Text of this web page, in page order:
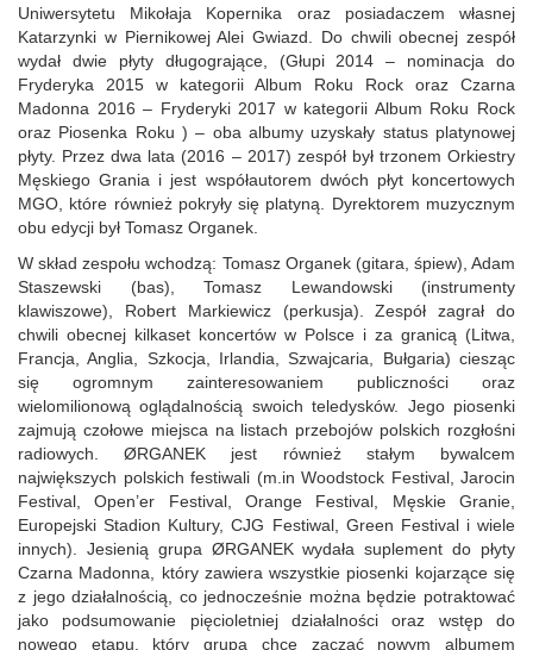
Uniwersytetu Mikołaja Kopernika oraz posiadaczem własnej
Katarzynki w Piernikowej Alei Gwiazd. Do chwili obecnej zespół
wydał dwie płyty długogrające, (Głupi 2014 – nominacja do
Fryderyka 2015 w kategorii Album Roku Rock oraz Czarna
Madonna 2016 – Fryderyki 2017 w kategorii Album Roku Rock
oraz Piosenka Roku ) – oba albumy uzyskały status platynowej
płyty. Przez dwa lata (2016 – 2017) zespół był trzonem Orkiestry
Męskiego Grania i jest współautorem dwóch płyt koncertowych
MGO, które również pokryły się platyną. Dyrektorem muzycznym
obu edycji był Tomasz Organek.
W skład zespołu wchodzą: Tomasz Organek (gitara, śpiew), Adam
Staszewski (bas), Tomasz Lewandowski (instrumenty
klawiszowe), Robert Markiewicz (perkusja). Zespół zagrał do
chwili obecnej kilkaset koncertów w Polsce i za granicą (Litwa,
Francja, Anglia, Szkocja, Irlandia, Szwajcaria, Bułgaria) ciesząc
się ogromnym zainteresowaniem publiczności oraz
wielomilionową oglądalnością swoich teledysków. Jego piosenki
zajmują czołowe miejsca na listach przebojów polskich rozgłośni
radiowych. ØRGANEK jest również stałym bywalcem
największych polskich festiwali (m.in Woodstock Festival, Jarocin
Festival, Open’er Festival, Orange Festival, Męskie Granie,
Europejski Stadion Kultury, CJG Festiwal, Green Festival i wiele
innych). Jesienią grupa ØRGANEK wydała suplement do płyty
Czarna Madonna, który zawiera wszystkie piosenki kojarzące się
z jego działalnością, co jednocześnie można będzie potraktować
jako podsumowanie pięcioletniej działalności oraz wstęp do
nowego etapu, który grupa chce zacząć nowym albumem